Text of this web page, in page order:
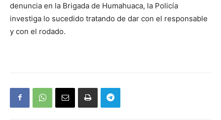
denuncia en la Brigada de Humahuaca, la Policía
investiga lo sucedido tratando de dar con el responsable
y con el rodado.